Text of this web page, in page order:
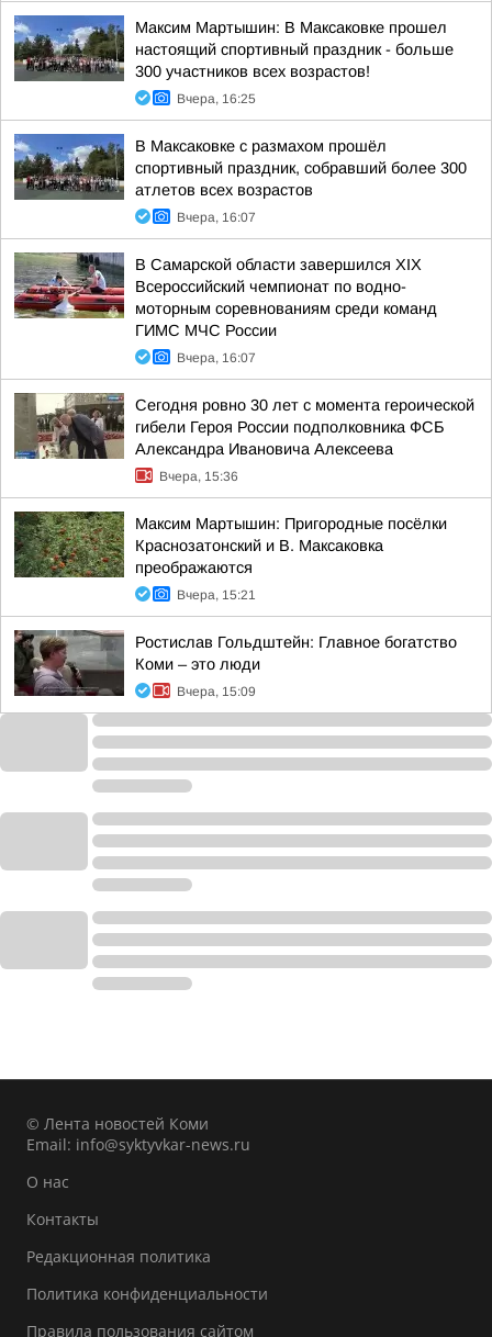
Максим Мартышин: В Максаковке прошел
настоящий спортивный праздник - больше
300 участников всех возрастов!
Вчера, 16:25
В Максаковке с размахом прошёл
спортивный праздник, собравший более 300
атлетов всех возрастов
Вчера, 16:07
В Самарской области завершился XIХ
Всероссийский чемпионат по водно-
моторным соревнованиям среди команд
ГИМС МЧС России
Вчера, 16:07
Сегодня ровно 30 лет с момента героической
гибели Героя России подполковника ФСБ
Александра Ивановича Алексеева
Вчера, 15:36
Максим Мартышин: Пригородные посёлки
Краснозатонский и В. Максаковка
преображаются
Вчера, 15:21
Ростислав Гольдштейн: Главное богатство
Коми – это люди
Вчера, 15:09
© Лента новостей Коми
Email: info@syktyvkar-news.ru
О нас
Контакты
Редакционная политика
Политика конфиденциальности
Правила пользования сайтом